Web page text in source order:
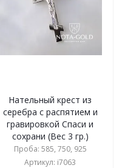
Нательный крест из
серебра с распятием и
гравировкой Спаси и
сохрани (Вес 3 гр.)
Проба: 585, 750, 925
Артикул: i7063